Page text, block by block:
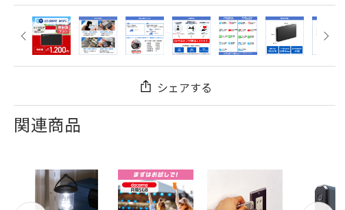
シェアする
関連商品